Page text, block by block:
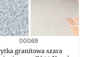
Kod produktu
00069
granitowa szara